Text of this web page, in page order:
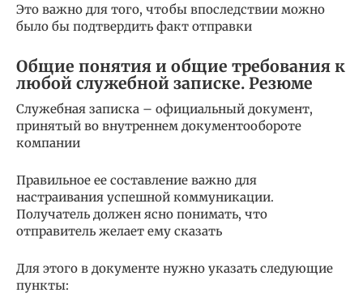
Это важно для того, чтобы впоследствии можно
было бы подтвердить факт отправки
Общие понятия и общие требования к
любой служебной записке. Резюме
Служебная записка – официальный документ,
принятый во внутреннем документообороте
компании
Правильное ее составление важно для
настраивания успешной коммуникации.
Получатель должен ясно понимать, что
отправитель желает ему сказать
Для этого в документе нужно указать следующие
пункты: